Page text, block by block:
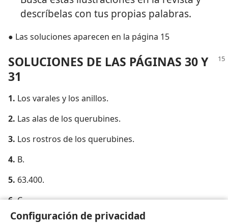
Configuración de privacidad
descríbelas con tus propias palabras.
● Las soluciones aparecen en la página 15
SOLUCIONES DE LAS PÁGINAS 30 Y
31
1. Los varales y los anillos.
2. Las alas de los querubines.
3. Los rostros de los querubines.
4. B.
5. 63.400.
6.C.